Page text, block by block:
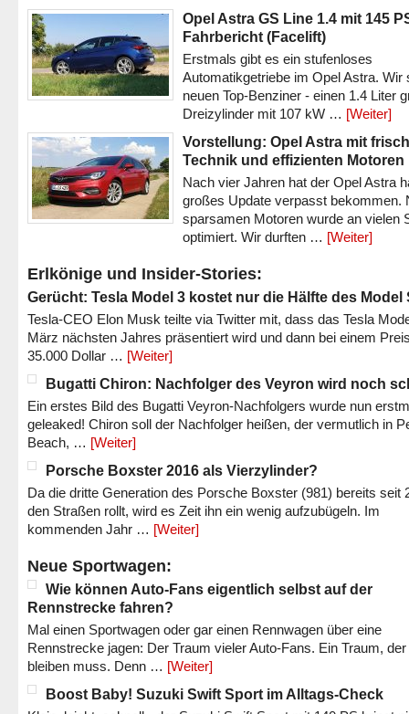
Opel Astra GS Line 1.4 mit 145
Fahrbericht (Facelift)
Erstmals gibt es ein stufenloses
Automatikgetriebe im Opel Astra. Wir
neuen Top-Benziner - einen 1.4 Liter
Dreizylinder mit 107 kW … [Weiter]
Vorstellung: Opel Astra mit
Technik und effizienten Motoren
Nach vier Jahren hat der Opel Astra
großes Update verpasst bekommen.
sparsamen Motoren wurde an vielen
optimiert. Wir durften … [Weiter]
Erlkönige und Insider-Stories:
Gerücht: Tesla Model 3 kostet nur die Hälfte des Model
Tesla-CEO Elon Musk teilte via Twitter mit, dass das Tesla
März nächsten Jahres präsentiert wird und dann bei einem
35.000 Dollar … [Weiter]
Bugatti Chiron: Nachfolger des Veyron wird noch
Ein erstes Bild des Bugatti Veyron-Nachfolgers wurde nun
geleaked! Chiron soll der Nachfolger heißen, der vermutlich in
Beach, … [Weiter]
Porsche Boxster 2016 als Vierzylinder?
Da die dritte Generation des Porsche Boxster (981) bereits seit
den Straßen rollt, wird es Zeit ihn ein wenig aufzubügeln. Im
kommenden Jahr … [Weiter]
Neue Sportwagen:
Wie können Auto-Fans eigentlich selbst auf der
Rennstrecke fahren?
Mal einen Sportwagen oder gar einen Rennwagen über eine
Rennstrecke jagen: Der Traum vieler Auto-Fans. Ein Traum,
bleiben muss. Denn … [Weiter]
Boost Baby! Suzuki Swift Sport im Alltags-Check